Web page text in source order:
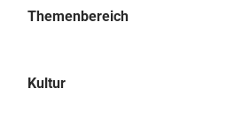
Themenbereich
Kultur